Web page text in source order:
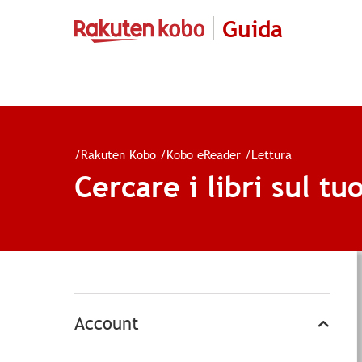
Guida
/Rakuten Kobo /Kobo eReader /Lettura
Cercare i libri sul
Account